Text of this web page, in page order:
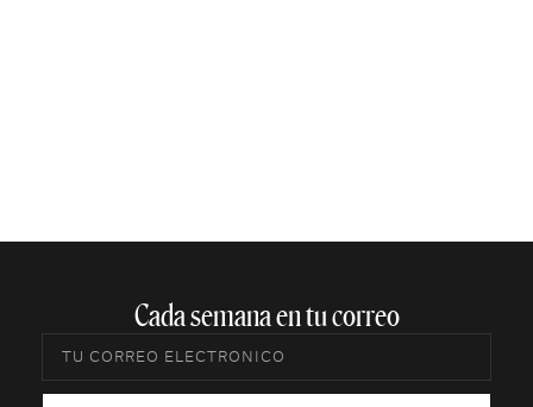
Cada semana en tu correo​